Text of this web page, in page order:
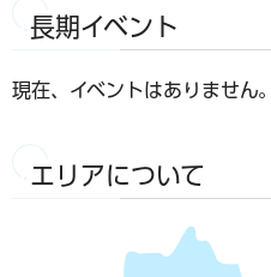
長期イベント
現在、イベントはありません。
エリアについて